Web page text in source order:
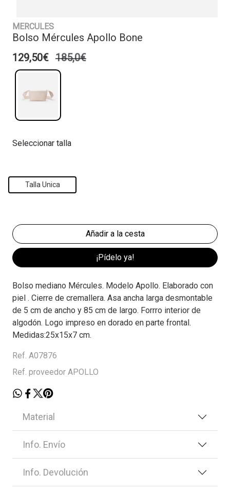
MERCULES
Bolso Mércules Apollo Bone
129,50€ 185,0€
Seleccionar talla
Talla Unica
¡Pídelo ya!
Bolso mediano Mércules. Modelo Apollo. Elaborado con
piel . Cierre de cremallera. Asa ancha larga desmontable
de 5 cm de ancho y 85 cm de largo. Forrro interior de
algodón. Logo impreso en dorado en parte frontal.
Medidas:25x15x7 cm.
Ref. A07876
Ref. proveedor APOLLO
Material
Info. Envío
Info. Devolución